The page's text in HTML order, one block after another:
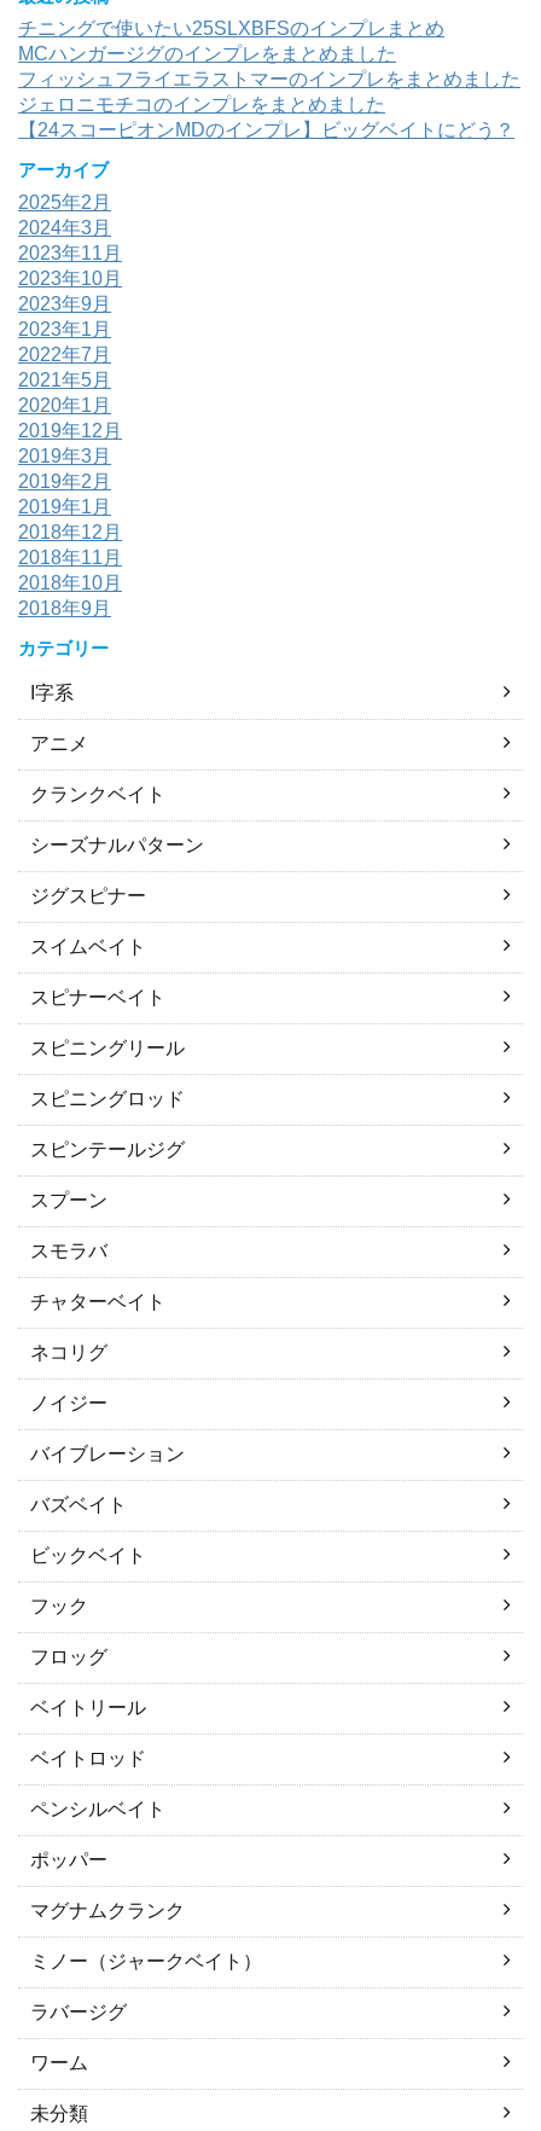
チニングで使いたい25SLXBFSのインプレまとめ
MCハンガージグのインプレをまとめました
フィッシュフライエラストマーのインプレをまとめました
ジェロニモチコのインプレをまとめました
【24スコーピオンMDのインプレ】ビッグベイトにどう？
アーカイブ
2025年2月
2024年3月
2023年11月
2023年10月
2023年9月
2023年1月
2022年7月
2021年5月
2020年1月
2019年12月
2019年3月
2019年2月
2019年1月
2018年12月
2018年11月
2018年10月
2018年9月
カテゴリー
I字系
アニメ
クランクベイト
シーズナルパターン
ジグスピナー
スイムベイト
スピナーベイト
スピニングリール
スピニングロッド
スピンテールジグ
スプーン
スモラバ
チャターベイト
ネコリグ
ノイジー
バイブレーション
バズベイト
ビックベイト
フック
フロッグ
ベイトリール
ベイトロッド
ペンシルベイト
ポッパー
マグナムクランク
ミノー（ジャークベイト）
ラバージグ
ワーム
未分類